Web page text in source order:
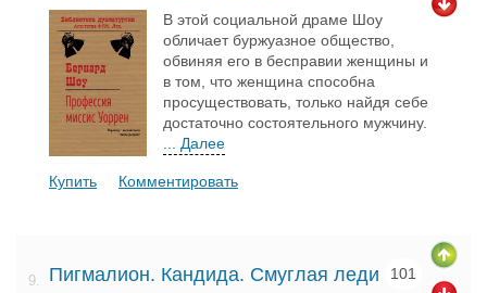
В этой социальной драме Шоу
обличает буржуазное общество,
обвиняя его в бесправии женщины и
в том, что женщина способна
просуществовать, только найдя себе
достаточно состоятельного мужчину.
... Далее
Купить Комментировать
9.
Пигмалион. Кандида. Смуглая леди
101